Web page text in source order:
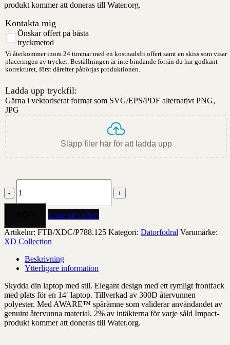
produkt kommer att doneras till Water.org.
Kontakta mig
Önskar offert på bästa
tryckmetod
Vi återkommer inom 24 timmar med en kostnadsfri offert samt en skiss som visar
placeringen av trycket. Beställningen är inte bindande förrän du har godkänt
korrekturet, först därefter påbörjas produktionen.
Ladda upp tryckfil:
Gärna i vektoriserat format som SVG/EPS/PDF alternativt PNG,
JPG
Släpp filer här för att ladda upp
AWARE™
14'
laptopsleeveLägg till i offert
Artikelnr: FTB/XDC/P788.125 Kategori: Datorfodral Varumärke:
XD Collection
Beskrivning
Ytterligare information
Skydda din laptop med stil. Elegant design med ett rymligt frontfack
med plats för en 14′ laptop. Tillverkad av 300D återvunnen
polyester. Med AWARE™ spårämne som validerar användandet av
genuint återvunna material. 2% av intäkterna för varje såld Impact-
produkt kommer att doneras till Water.org.